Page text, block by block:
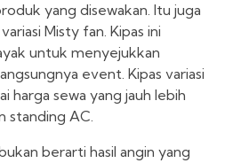
yang disewakan. Itu juga
Misty fan. Kipas ini
untuk menyejukkan
event. Kipas variasi
harga sewa yang jauh lebih
standing AC.
berarti hasil angin yang